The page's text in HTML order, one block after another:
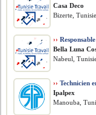
Casa Deco
Bizerte, Tunisie
››
Bella Luna
Nabeul,
›› Technicien
Ipalpex
Manouba,